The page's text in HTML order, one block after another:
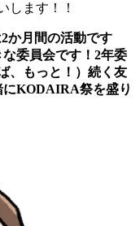
します！！
か月間の活動です
委員会です！2年委
、もっと！）続く友
KODAIRA祭を盛り